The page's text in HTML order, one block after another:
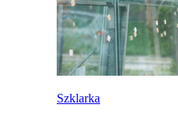
Szklarka